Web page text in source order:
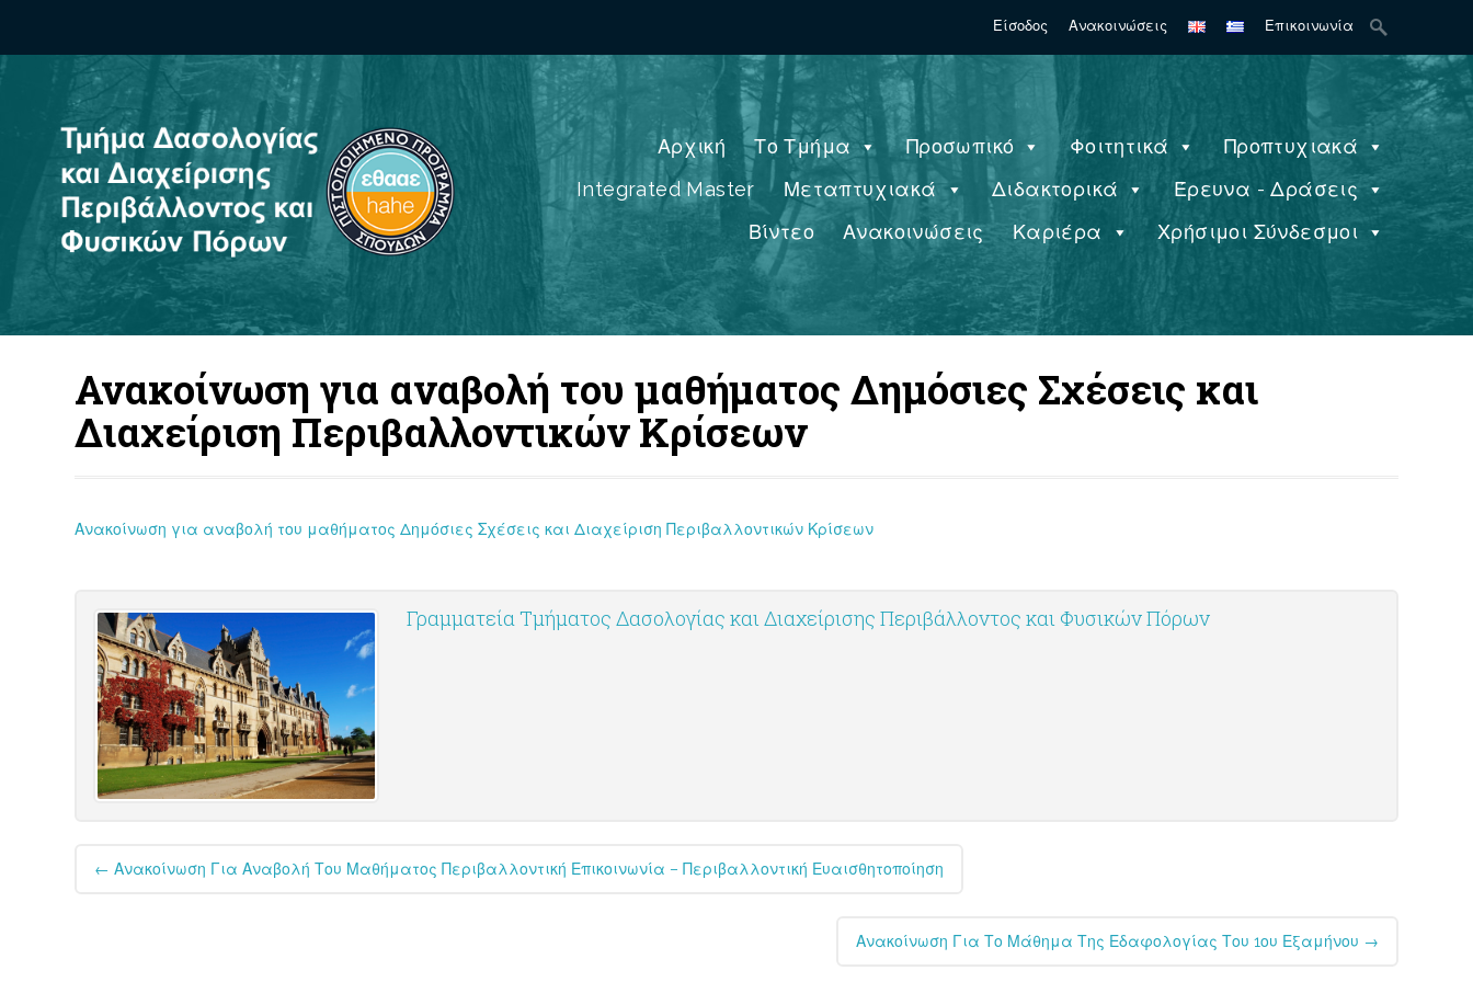
Είσοδος Ανακοινώσεις Επικοινωνία
Search
for:
Αρχική Το Τμήμα Προσωπικό Φοιτητικά
Προπτυχιακά
Integrated Master
Μεταπτυχιακά Διδακτορικά
Έρευνα - Δράσεις
Βίντεο
Ανακοινώσεις Καριέρα Χρήσιμοι Σύνδεσμοι
Ανακοίνωση για αναβολή του μαθήματος Δημόσιες Σχέσεις και
Διαχείριση Περιβαλλοντικών Κρίσεων
Ανακοίνωση για αναβολή του μαθήματος Δημόσιες Σχέσεις και Διαχείριση Περιβαλλοντικών Κρίσεων
Γραμματεία Τμήματος Δασολογίας και Διαχείρισης Περιβάλλοντος και Φυσικών Πόρων
Post
navigation
← Ανακοίνωση Για Αναβολή Του Μαθήματος Περιβαλλοντική Επικοινωνία – Περιβαλλοντική Ευαισθητοποίηση
Ανακοίνωση Για Το Μάθημα Της Εδαφολογίας Του 1ου Εξαμήνου →